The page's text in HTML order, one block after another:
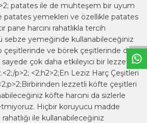
W
h
t
s
a
p
p
B
i
l
g
H
a
t
patates ile de muhteşem bir uyum
patates yemekleri ve özellikle patates
pane harcını rahatlıkla tercih
sebze yemeğinde kullanabileceğiniz
çeşitlerinde ve börek çeşitlerinde de
çok daha etkileyici bir lezzet
p>2; <2;h2>2;En Leziz Harç Çeşitleri
lezzetli köfte çeşitleri
köfte harcını da sizlerle
Hiçbir koruyucu madde
ile kullanabileceğiniz